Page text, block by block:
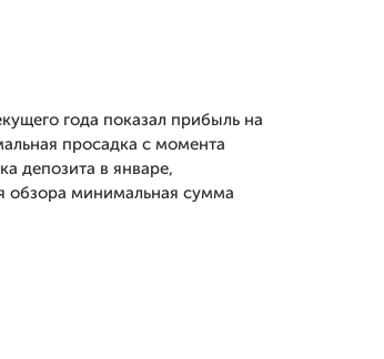
года показал прибыль на
просадка с момента
депозита в январе,
обзора минимальная сумма